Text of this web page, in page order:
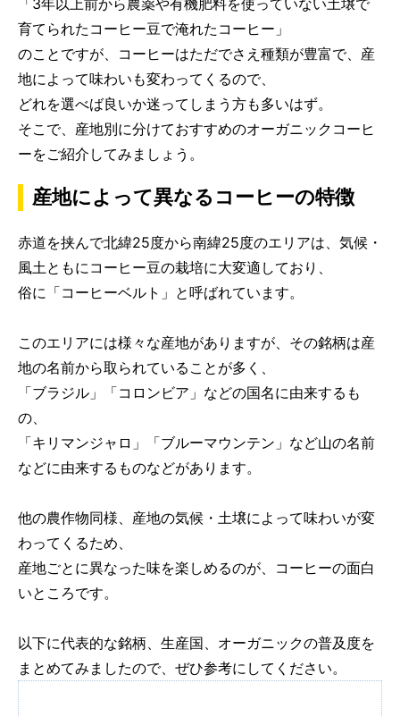
「3年以上前から農薬や有機肥料を使っていない土壌で
育てられたコーヒー豆で淹れたコーヒー」
のことですが、コーヒーはただでさえ種類が豊富で、産
地によって味わいも変わってくるので、
どれを選べば良いか迷ってしまう方も多いはず。
そこで、産地別に分けておすすめのオーガニックコーヒ
ーをご紹介してみましょう。
産地によって異なるコーヒーの特徴
赤道を挟んで北緯25度から南緯25度のエリアは、気候・
風土ともにコーヒー豆の栽培に大変適しており、
俗に「コーヒーベルト」と呼ばれています。
このエリアには様々な産地がありますが、その銘柄は産
地の名前から取られていることが多く、
「ブラジル」「コロンビア」などの国名に由来するも
の、
「キリマンジャロ」「ブルーマウンテン」など山の名前
などに由来するものなどがあります。
他の農作物同様、産地の気候・土壌によって味わいが変
わってくるため、
産地ごとに異なった味を楽しめるのが、コーヒーの面白
いところです。
以下に代表的な銘柄、生産国、オーガニックの普及度を
まとめてみましたので、ぜひ参考にしてください。